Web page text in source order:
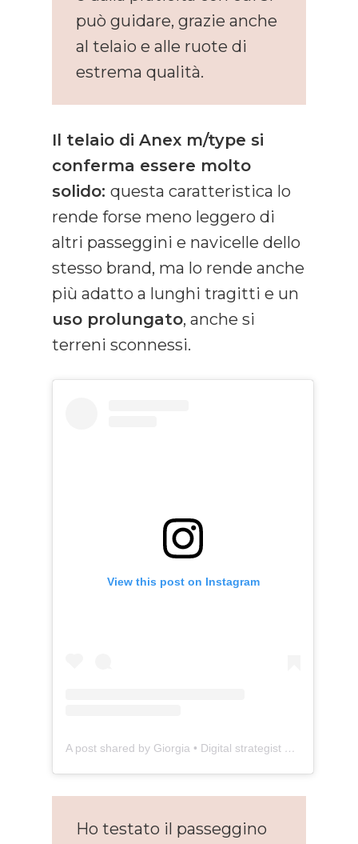
può guidare, grazie anche
al telaio e alle ruote di
estrema qualità.
Il telaio di Anex m/type si
conferma essere molto
solido: questa caratteristica lo
rende forse meno leggero di
altri passeggini e navicelle dello
stesso brand, ma lo rende anche
più adatto a lunghi tragitti e un
uso prolungato, anche si
terreni sconnessi.
View this post on Instagram
A post shared by Giorgia • Digital strategist per business al femminile (@giorgiacasalboni)
Ho testato il passeggino